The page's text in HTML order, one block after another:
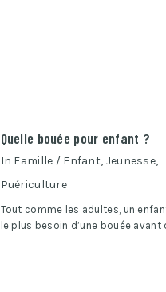
Quelle bouée pour enfant ?
In Famille / Enfant, Jeunesse,
Puériculture
Tout comme les adultes, un
le plus besoin d’une bouée avant